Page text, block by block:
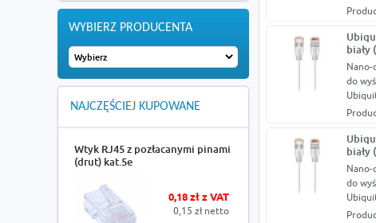
WYBIERZ PRODUCENTA
NAJCZĘŚCIEJ KUPOWANE
Wtyk RJ45 z pozłacanymi pinami
(drut) kat.5e
0,18 zł z VAT
0,15 zł netto
biały
Nano-
do
biały
Nano-
do